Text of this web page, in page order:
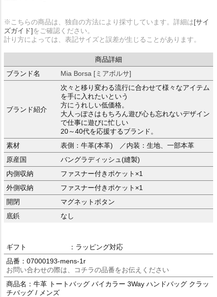
※こちらの商品は、独自の方法により採寸しています。詳細は[サイ
ズガイド]をご確認ください。
計り方によっては、表記サイズと誤差が生じることがあります。
商品詳細
ブランド名
Mia Borsa [ミアボルサ]
ブランド紹介
次々と移り変わる流行に合わせて様々なアイテム
を手に入れたいという
方にうれしい低価格。
大人っぽさはもちろん遊び心も忘れないデザイン
で仕事に遊びに忙しい
20～40代を応援するブランド。
素材
表側：牛革(本革) ／内装：生地、一部本革
原産国
バングラディッシュ(縫製)
内側収納
ファスナー付きポケット×1
外側収納
ファスナー付きポケット×1
開閉
マグネットボタン
底鋲
なし
ギフト
：ラッピング対応
品番：07000193-mens-1r
お問い合わせの際は、コチラの品番をお伝えください
商品名：牛革 トートバッグ バイカラー 3Way ハンドバッグ クラッ
チバッグ / メンズ